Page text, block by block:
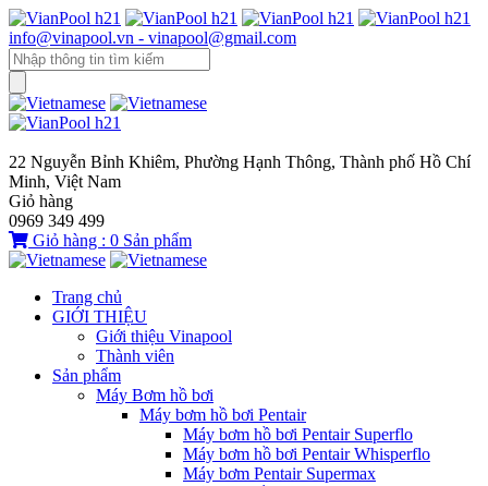
info@vinapool.vn - vinapool@gmail.com
22 Nguyễn Bỉnh Khiêm, Phường Hạnh Thông, Thành phố Hồ Chí
Minh, Việt Nam
Giỏ hàng
0969 349 499
Giỏ hàng : 0 Sản phẩm
Trang chủ
GIỚI THIỆU
Giới thiệu Vinapool
Thành viên
Sản phẩm
Máy Bơm hồ bơi
Máy bơm hồ bơi Pentair
Máy bơm hồ bơi Pentair Superflo
Máy bơm hồ bơi Pentair Whisperflo
Máy bơm Pentair Supermax